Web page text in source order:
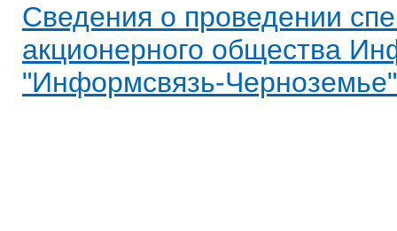
Сведения о проведении
акционерного общества
"Информсвязь-Черноземье"